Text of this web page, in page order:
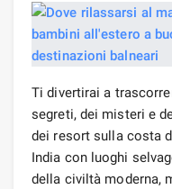
Ti divertirai a
segreti, dei misteri e
dei resort sulla costa
India con luoghi
della civiltà moderna,